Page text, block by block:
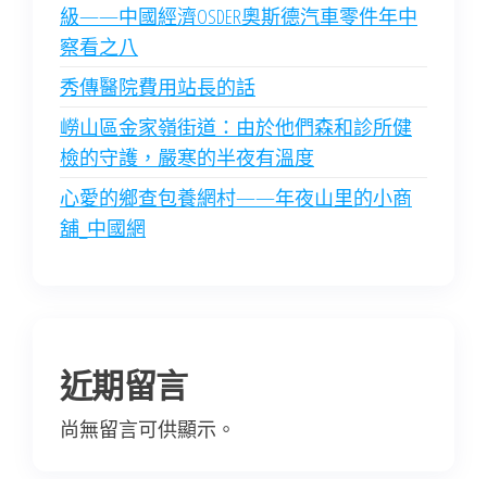
級——中國經濟OSDER奧斯德汽車零件年中
察看之八
秀傳醫院費用站長的話
嶗山區金家嶺街道：由於他們森和診所健
檢的守護，嚴寒的半夜有溫度
心愛的鄉查包養網村——年夜山里的小商
舖_中國網
近期留言
尚無留言可供顯示。